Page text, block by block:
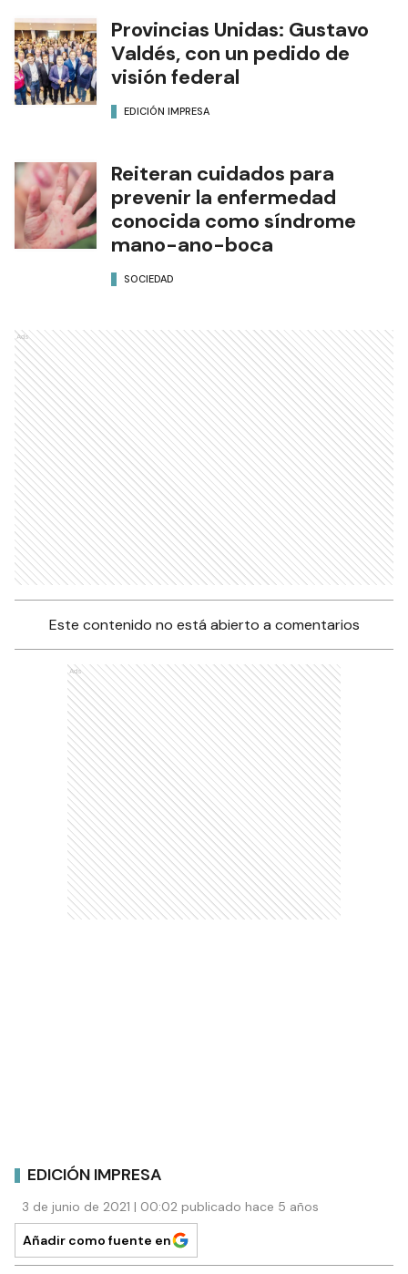
Provincias Unidas: Gustavo
Valdés, con un pedido de
visión federal
EDICIÓN IMPRESA
Reiteran cuidados para
prevenir la enfermedad
conocida como síndrome
mano-ano-boca
SOCIEDAD
Ads
Este contenido no está abierto a comentarios
Ads
EDICIÓN IMPRESA
3 de junio de 2021 | 00:02 publicado hace 5 años
Añadir como fuente en